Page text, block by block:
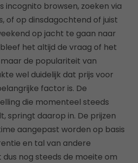
incognito browsen, zoeken via
of op dinsdagochtend of juist
op jacht te gaan naar
het altijd de vraag of het
de populariteit van
wel duidelijk dat prijs voor
factor is. De
die momenteel steeds
springt daarop in. De prijzen
aangepast worden op basis
en tal van andere
nog steeds de moeite om